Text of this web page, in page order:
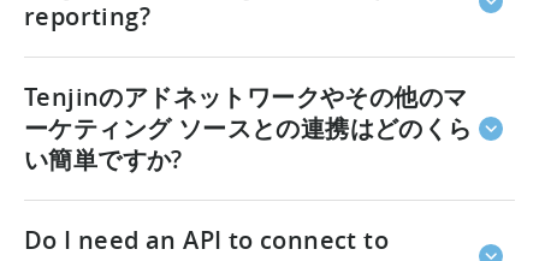
reporting?
no two ad networks report ad spend the same
way.Inconsistent metrics, delayed data, and
unique API implementations across platforms
make accurate reporting nearly impossible to scale
manually.
Tenjinのアドネットワークやその他のマ
ーケティング ソースとの連携はどのくら
い簡単ですか?
minutes.Native APIs to all major ad networks
Do I need an API to connect to